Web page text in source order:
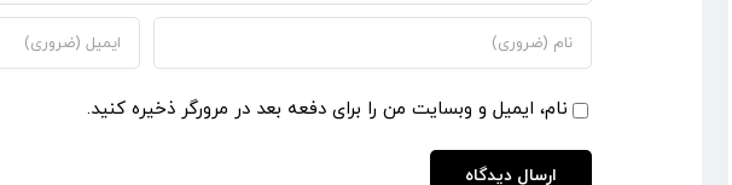
نام، ایمیل و وبسایت من را برای دفعه بعد در مرورگر ذخیره کنید.